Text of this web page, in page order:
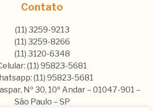
Contato
(11) 3259-9213
(11) 3259-8266
(11) 3120-6348
(11) 95823-5681
(11) 95823-5681
Nº 30, 10º Andar – 01047-901 –
São Paulo – SP